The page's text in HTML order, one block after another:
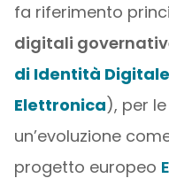
fa riferimento
digitali
di Identità Digitale
Elettronica), per
un’evoluzione
progetto europeo